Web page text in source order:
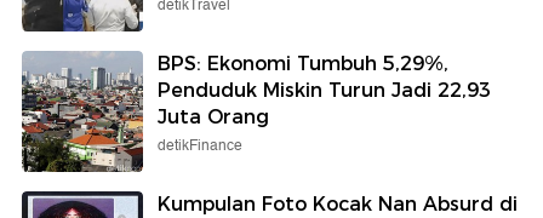
detikTravel
BPS: Ekonomi Tumbuh 5,29%,
Penduduk Miskin Turun Jadi 22,93
Juta Orang
detikFinance
Kumpulan Foto Kocak Nan Absurd di